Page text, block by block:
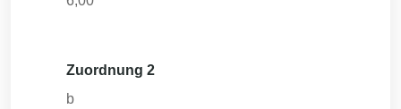
Zuordnung 2
b